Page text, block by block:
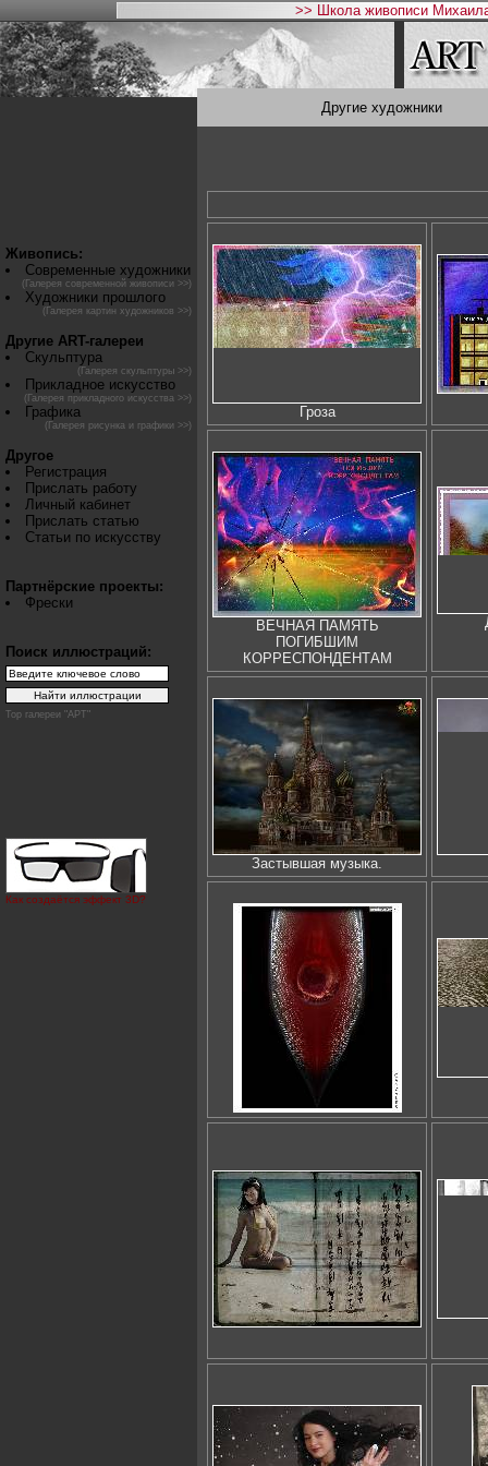
>> Школа живописи
Живопись:
Современные художники
(Галерея современной живописи >>)
Художники прошлого
(Галерея картин художников >>)
Другие ART-галереи
Скульптура
(Галерея скульптуры >>)
Прикладное искусство
(Галерея прикладного искусства >>)
Графика
(Галерея рисунка и графики >>)
Другое
Регистрация
Прислать работу
Личный кабинет
Прислать статью
Статьи по искусству
Партнёрские проекты:
Фрески
Поиск иллюстраций:
Top галереи "АРТ"
Как создаётся эффект 3D?
Другие художники
Гроза
ВЕЧНАЯ ПАМЯТЬ
ПОГИБШИМ
КОРРЕСПОНДЕНТАМ
Застывшая музыка.